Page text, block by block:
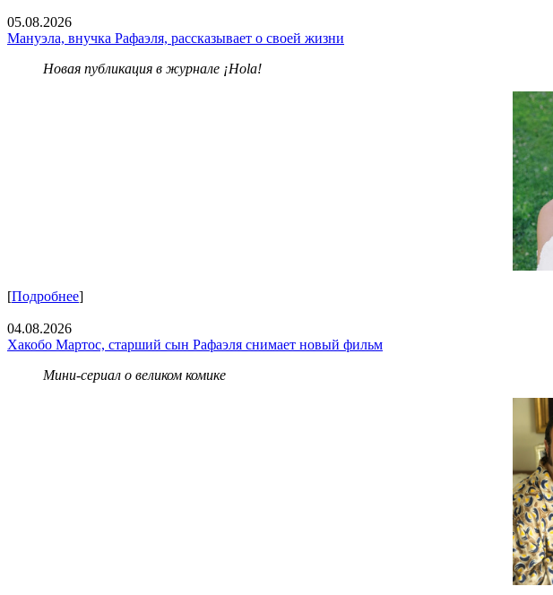
05.08.2026
Мануэла, внучка Рафаэля, рассказывает о своей жизни
Новая публикация в журнале ¡Hola!
[Подробнее]
04.08.2026
Хакобо Мартос, старший сын Рафаэля снимает новый фильм
Мини-сериал о великом комике